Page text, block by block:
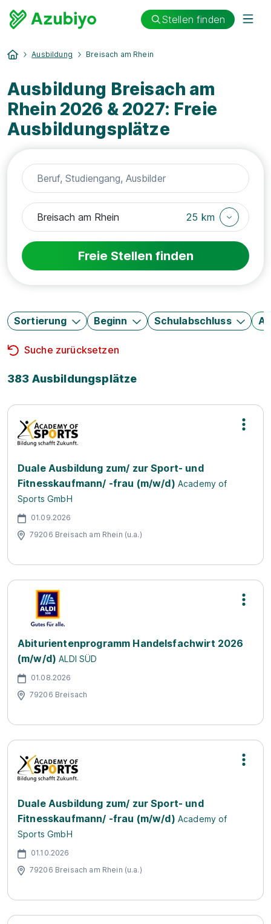
Stellen finden
Ausbildung Breisach am Rhein
Ausbildung Breisach am
Rhein 2026 & 2027: Freie
Ausbildungsplätze
25 km
Freie Stellen finden
Sortierung Beginn Schulabschluss
Suche zurücksetzen
383 Ausbildungsplätze
Duale Ausbildung zum/ zur Sport- und
Fitnesskaufmann/ -frau (m/w/d) Academy of
Sports GmbH
01.09.2026
79206 Breisach am Rhein (u.a.)
Abiturientenprogramm Handelsfachwirt 2026
(m/w/d) ALDI SÜD
01.08.2026
79206 Breisach
Duale Ausbildung zum/ zur Sport- und
Fitnesskaufmann/ -frau (m/w/d) Academy of
Sports GmbH
01.10.2026
79206 Breisach am Rhein (u.a.)